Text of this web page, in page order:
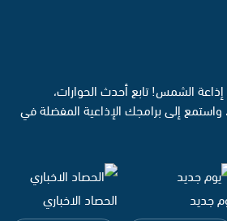
الشمس! تابع أحدث الحوارات،
إلى برامجك الإذاعية المفضلة في
جديد
الحصاد الاخباري